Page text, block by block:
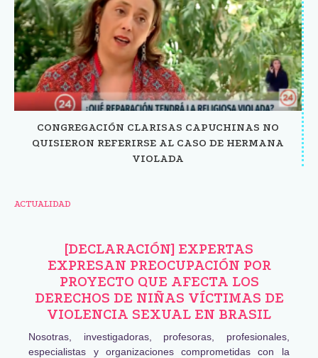
CONGREGACIÓN CLARISAS CAPUCHINAS NO
QUISIERON REFERIRSE AL CASO DE HERMANA
VIOLADA
ACTUALIDAD
[DECLARACIÓN] EXPERTAS
EXPRESAN PREOCUPACIÓN POR
PROYECTO QUE AFECTA LOS
DERECHOS DE NIÑAS VÍCTIMAS DE
VIOLENCIA SEXUAL EN BRASIL
Nosotras, investigadoras, profesoras, profesionales,
especialistas y organizaciones comprometidas con la